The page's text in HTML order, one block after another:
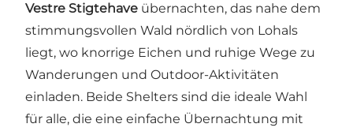
Vestre Stigtehave übernachten, das nahe dem
stimmungsvollen Wald nördlich von Lohals
liegt, wo knorrige Eichen und ruhige Wege zu
Wanderungen und Outdoor-Aktivitäten
einladen. Beide Shelters sind die ideale Wahl
für alle, die eine einfache Übernachtung mit